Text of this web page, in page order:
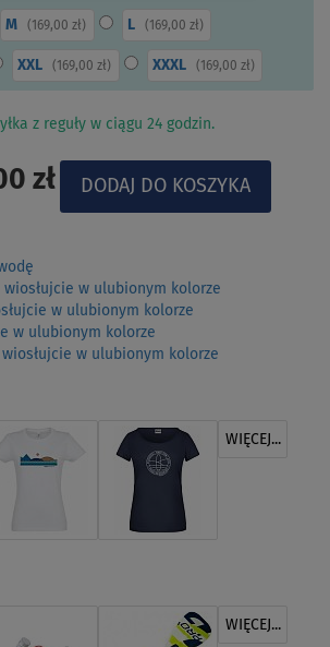
M ( 169,00 zł) L ( 169,00 zł)
XXL ( 169,00 zł) XXXL ( 169,00 zł)
z reguły w ciągu 24 godzin.
zł
wiosłujcie w ulubionym kolorze
w ulubionym kolorze
w ulubionym kolorze
wiosłujcie w ulubionym kolorze
WIĘCEJ...
WIĘCEJ...